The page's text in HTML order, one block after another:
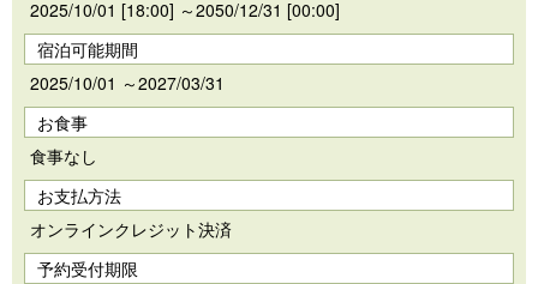
2025/10/01 [18:00] ～2050/12/31 [00:00]
宿泊可能期間
2025/10/01 ～2027/03/31
お食事
食事なし
お支払方法
オンラインクレジット決済
予約受付期限